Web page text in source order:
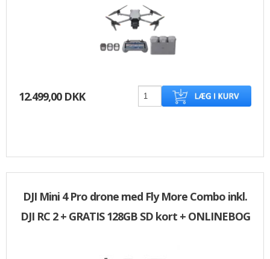
12.499,00 DKK
DJI Mini 4 Pro drone med Fly More Combo inkl.
DJI RC 2 + GRATIS 128GB SD kort + ONLINEBOG